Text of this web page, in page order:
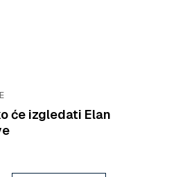
će izgledati Elan